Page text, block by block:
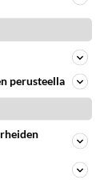
se on
perusteella